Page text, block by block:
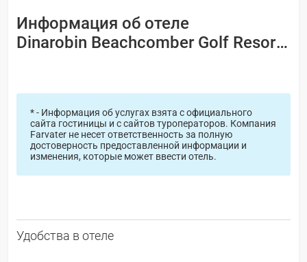
Информация об отеле
Dinarobin Beachcomber Golf Resort & Spa 5*
* - Информация об услугах взята с официального
сайта гостиницы и с сайтов туроператоров. Компания
Farvater не несет ответственность за полную
достоверность предоставленной информации и
изменения, которые может ввести отель.
Удобства в отеле